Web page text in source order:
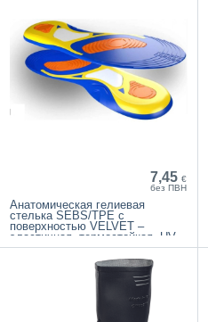
7,45 €
без ПВН
Анатомическая гелиевая
стелька SEBS/TPE с
поверхностью VELVET –
эластичная, термостойкая, UV
устойчивая